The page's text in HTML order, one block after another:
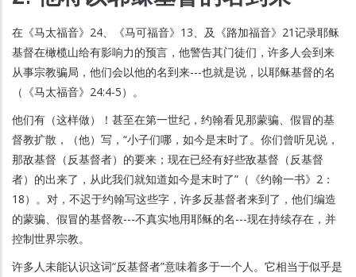
在《马太福音》24、《马可福音》13、及《路加福音》21记录耶稣
基督在橄榄山给有影响力的预言，他警告其门徒们，许多人会到来
从事宗教骗局，他们会以他的名到来---也就是说，以耶稣基督的名
（《马太福音》24:4-5）。
他们有（这样做）！甚至在第一世纪，约翰看见那蒙骗、假冒的基
督教扩散，（他）写，“小子们哪，如今是末时了。你们曾听见说，
那敌基督（反基督者）的要来；现在已经有好些敌基督（反基督
者）的出来了，从此我们就知道如今是末时了”（《约翰一书》2：
18）。对，不迟于约翰写这些字，许多反基督者来到了，他们编造
的蒙骗、假冒的基督教---不真实地用耶稣的名---现在持续存在，并
控制世界宗教。
许多人未能认识这词“反基督者”意味着多于一个人。它相当于似乎是